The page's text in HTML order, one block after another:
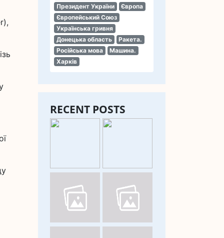
Президент України
Європа
Європейський Союз
Українська гривня
Донецька область
Ракета.
Російська мова
Машина.
Харків
RECENT POSTS